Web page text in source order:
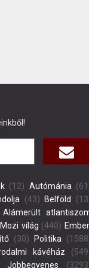
(12) Autómánia
(43) Belföld
Alámerült
Mozi világ (440)
(30) Politika
kávéház
Jobbegyenes